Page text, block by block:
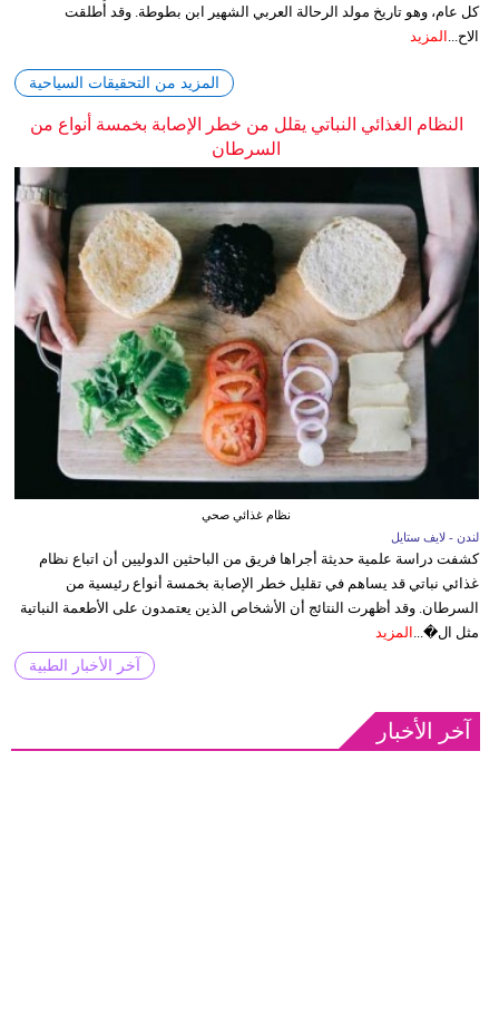
كل عام، وهو تاريخ مولد الرحالة العربي الشهير ابن بطوطة. وقد أُطلقت
الاح... المزيد
المزيد من التحقيقات السياحية
النظام الغذائي النباتي يقلل من خطر الإصابة بخمسة أنواع من
السرطان
نظام غذائي صحي
لندن - لايف ستايل
كشفت دراسة علمية حديثة أجراها فريق من الباحثين الدوليين أن اتباع نظام
غذائي نباتي قد يساهم في تقليل خطر الإصابة بخمسة أنواع رئيسية من
السرطان. وقد أظهرت النتائج أن الأشخاص الذين يعتمدون على الأطعمة النباتية
مثل ال�...
المزيد
آخر الأخبار الطبية
آخر الأخبار